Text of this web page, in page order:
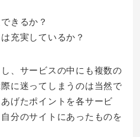
きるか？
充実しているか？
、サービスの中にも複数の
に迷ってしまうのは当然で
げたポイントを各サービ
分のサイトにあったものを